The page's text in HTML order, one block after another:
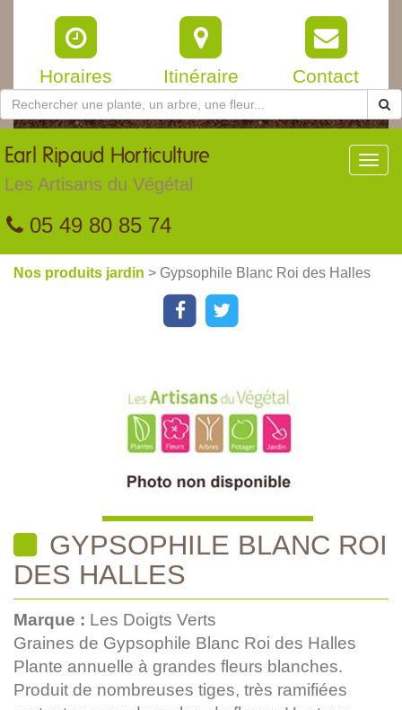
Horaires Itinéraire Contact
Earl Ripaud Horticulture
Les Artisans du Végétal
05 49 80 85 74
Nos produits jardin > Gypsophile Blanc Roi des Halles
GYPSOPHILE BLANC ROI
DES HALLES
Marque : Les Doigts Verts
Graines de Gypsophile Blanc Roi des Halles
Plante annuelle à grandes fleurs blanches.
Produit de nombreuses tiges, très ramifiées